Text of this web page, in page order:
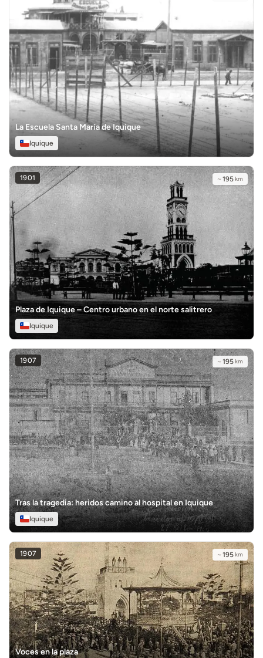
La Escuela Santa María de Iquique
Iquique
1901 ~ 195km
Plaza de Iquique – Centro urbano en el norte salitrero
Iquique
1907 ~ 195km
Tras la tragedia: heridos camino al hospital en Iquique
Iquique
1907 ~ 195km
Voces en la plaza